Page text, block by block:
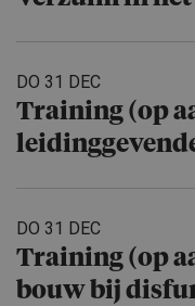
DO 31 DEC
Training (op
DO 31 DEC
Training (op
bouw bij